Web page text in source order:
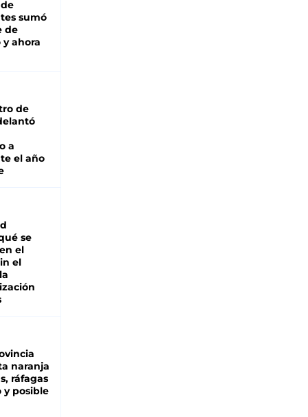
sumó
de
y ahora
de
a
el año
se
el
el
naranja
ráfagas
y posible